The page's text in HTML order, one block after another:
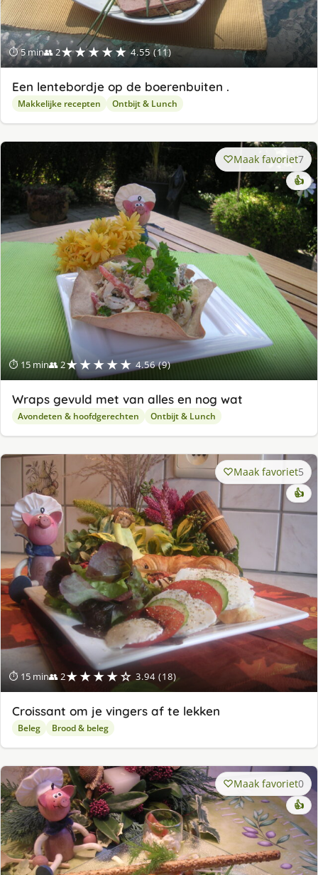
⏱ 5 min👥 2★★★★★ 4.55 (11)
Een lentebordje op de boerenbuiten .
Makkelijke recepten Ontbijt & Lunch
⏱ 15 min👥 2★★★★★ 4.56 (9)
Maak favoriet7
👍
Wraps gevuld met van alles en nog wat
Avondeten & hoofdgerechten Ontbijt & Lunch
⏱ 15 min👥 2★★★★☆ 3.94 (18)
Maak favoriet5
👍
Croissant om je vingers af te lekken
Beleg Brood & beleg
Maak favoriet0
👍